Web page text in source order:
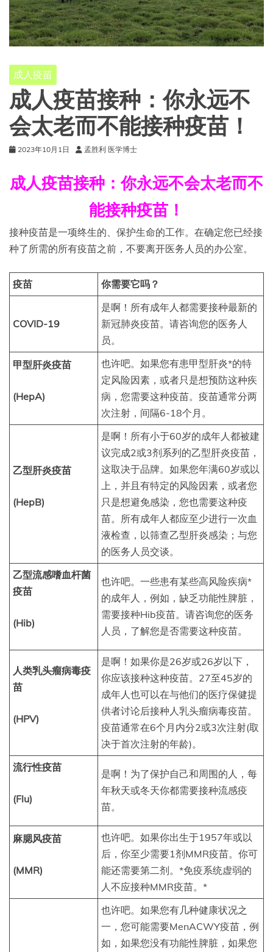
成人疫苗
成人疫苗接种：你永远不
会太老而不能接种疫苗！
2023年10月1日 孟胜利 医学博士
成人疫苗接种：你永远不会太老而不
能接种疫苗！
接种疫苗是一项终生的、保护生命的工作。在确定您已经接
种了所需的所有疫苗之前，不要离开医务人员的办公室。
疫苗 你需要它吗？
COVID-19
是啊！所有成年人都需要接种最新的
新冠肺炎疫苗。请咨询您的医务人
员。
甲型肝炎疫苗
(HepA)
也许吧。如果您有患甲型肝炎*的特
定风险因素，或者只是想预防这种疾
病，您需要这种疫苗。疫苗通常分两
次注射，间隔6-18个月。
乙型肝炎疫苗
(HepB)
是啊！所有小于60岁的成年人都被建
议完成2或3剂系列的乙型肝炎疫苗，
这取决于品牌。如果您年满60岁或以
上，并且有特定的风险因素，或者您
只是想避免感染，您也需要这种疫
苗。所有成年人都应至少进行一次血
液检查，以筛查乙型肝炎感染；与您
的医务人员交谈。
乙型流感嗜血杆菌
疫苗
(Hib)
也许吧。一些患有某些高风险疾病*
的成年人，例如，缺乏功能性脾脏，
需要接种Hib疫苗。请咨询您的医务
人员，了解您是否需要这种疫苗。
人类乳头瘤病毒疫
苗
(HPV)
是啊！如果你是26岁或26岁以下，
你应该接种这种疫苗。27至45岁的
成年人也可以在与他们的医疗保健提
供者讨论后接种人乳头瘤病毒疫苗。
疫苗通常在6个月内分2或3次注射(取
决于首次注射的年龄)。
流行性疫苗
(Flu)
是啊！为了保护自己和周围的人，每
年秋天或冬天你都需要接种流感疫
苗。
麻腮风疫苗
(MMR)
也许吧。如果你出生于1957年或以
后，你至少需要1剂MMR疫苗。你可
能还需要第二剂。*免疫系统虚弱的
人不应接种MMR疫苗。*
也许吧。如果您有几种健康状况之
一，您可能需要MenACWY疫苗，例
如，如果您没有功能性脾脏，如果您